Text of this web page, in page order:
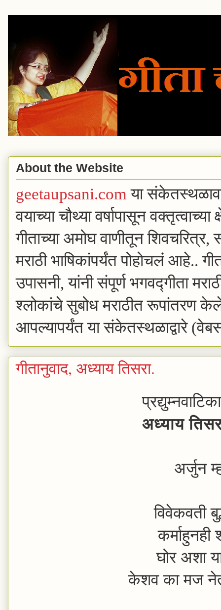
About the Website
geetaupsani.com या
वयाच्या चौथ्या वर्षापासून
गीताच्या अमोघ वाणीतून
मराठी भाषिकांपर्यंत पोहोचलं आहे..
उपासनी, यांनी संपूर्ण भगवद्गीता
श्लोकांचे सुबोध मराठीत रूपांतरण
आपल्यापर्यंत या संकेतस्थळाद्वारे
गीतानुवाद, अध्याय तिसरा.
अध्याय
अर्जुन
विवेकवती
कर्माहुनही
घोर अशा
केशव का मज